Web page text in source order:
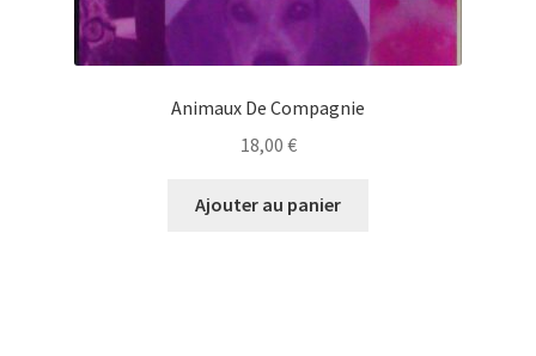
Animaux De Compagnie
18,00 €
Ajouter au panier